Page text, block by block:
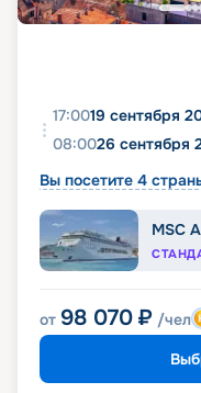
17:0019 сентября
08:0026 сентября
Вы посетите 4
MSC
от 98 070 ₽ /чел